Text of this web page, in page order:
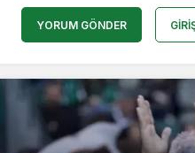
YORUM GÖNDER